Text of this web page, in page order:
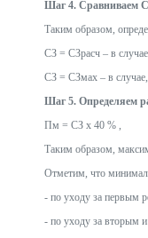
Шаг 4. Сравниваем
Таким образом,
СЗ = СЗрасч – в
СЗ = СЗмах – в
Шаг 5. Определяем
Пм = СЗ х 40 % ,
Таким образом,
Отметим, что
- по уходу за первым
- по уходу за вторым